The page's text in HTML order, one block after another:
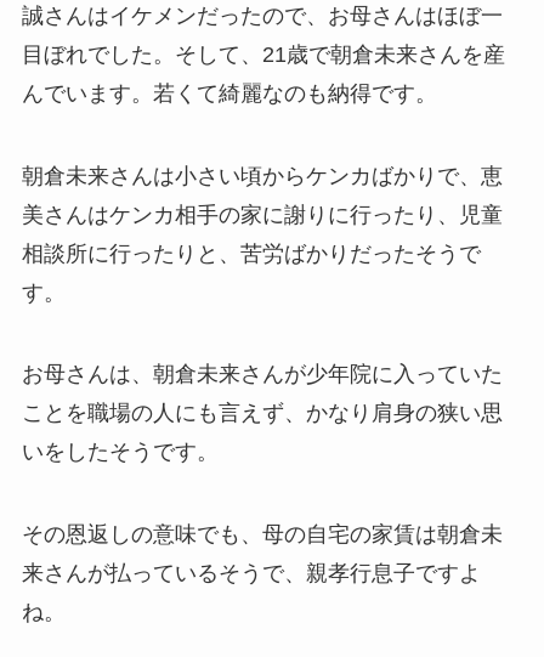
誠さんはイケメンだったので、お母さんはほぼ一
目ぼれでした。そして、21歳で朝倉未来さんを産
んでいます。若くて綺麗なのも納得です。
朝倉未来さんは小さい頃からケンカばかりで、恵
美さんはケンカ相手の家に謝りに行ったり、児童
相談所に行ったりと、苦労ばかりだったそうで
す。
お母さんは、朝倉未来さんが少年院に入っていた
ことを職場の人にも言えず、かなり肩身の狭い思
いをしたそうです。
その恩返しの意味でも、母の自宅の家賃は朝倉未
来さんが払っているそうで、親孝行息子ですよ
ね。